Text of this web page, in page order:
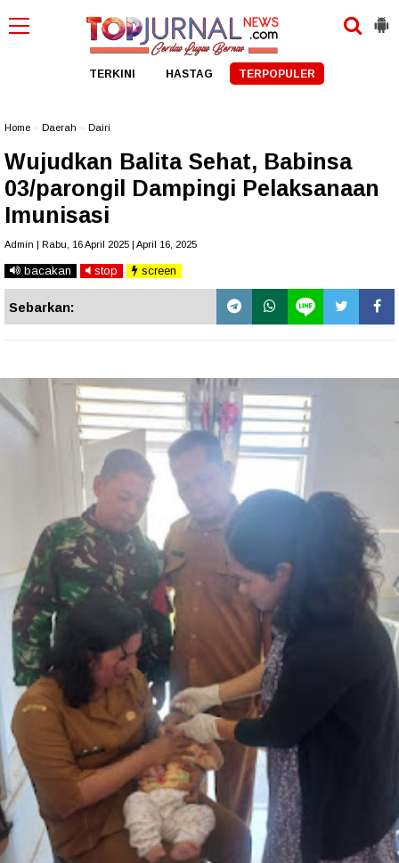
TERKINI HASTAG TERPOPULER
Home Daerah Dairi
Wujudkan Balita Sehat, Babinsa
03/parongil Dampingi Pelaksanaan
Imunisasi
Admin | Rabu, 16 April 2025 | April 16, 2025
bacakan stop screen
Sebarkan: